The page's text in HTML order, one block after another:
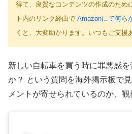
得て、良質なコンテンツの作成のため
ト内のリンク経由で Amazonにて何ら
くと、大変助かります。いつもご支援
新しい自転車を買う時に罪悪感
か？ という質問を海外掲示板で
メントが寄せられているのか、観